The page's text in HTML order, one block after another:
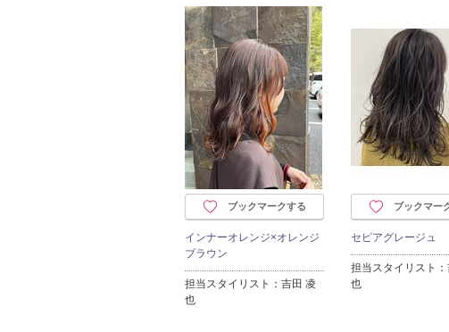
ブックマークする
インナーオレンジ×オレンジ
ブラウン
担当スタイリスト：吉田 凌
也
ブックマー
セピアグレージュ
担当スタイリスト：
也